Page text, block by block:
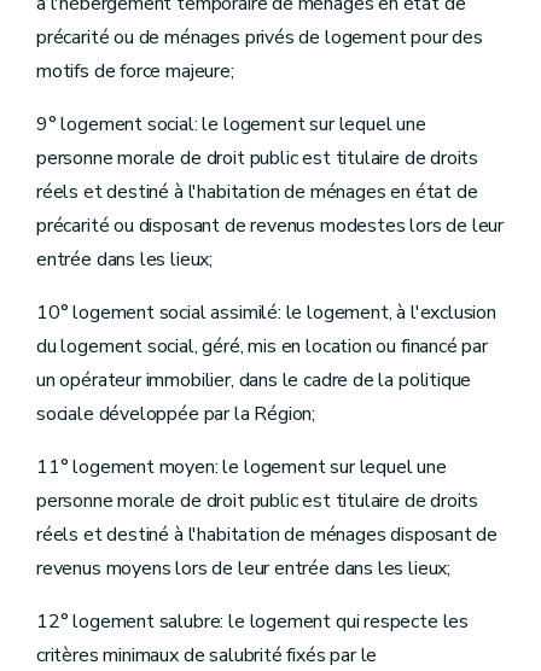
Chapitre VII
De l'évaluation de l'application du Code
Titre IV Dispositions pénales
Titre V Dispositions finales
Art. 3
Art. 4
Art. 5
Art. 6
précarité ou de ménages privés de logement pour des
motifs de force majeure;
9° logement social: le logement sur lequel une
personne morale de droit public est titulaire de droits
réels et destiné à l'habitation de ménages en état de
précarité ou disposant de revenus modestes lors de leur
entrée dans les lieux;
10° logement social assimilé: le logement, à l'exclusion
du logement social, géré, mis en location ou financé par
un opérateur immobilier, dans le cadre de la politique
sociale développée par la Région;
11° logement moyen: le logement sur lequel une
personne morale de droit public est titulaire de droits
réels et destiné à l'habitation de ménages disposant de
revenus moyens lors de leur entrée dans les lieux;
12° logement salubre: le logement qui respecte les
critères minimaux de salubrité fixés par le